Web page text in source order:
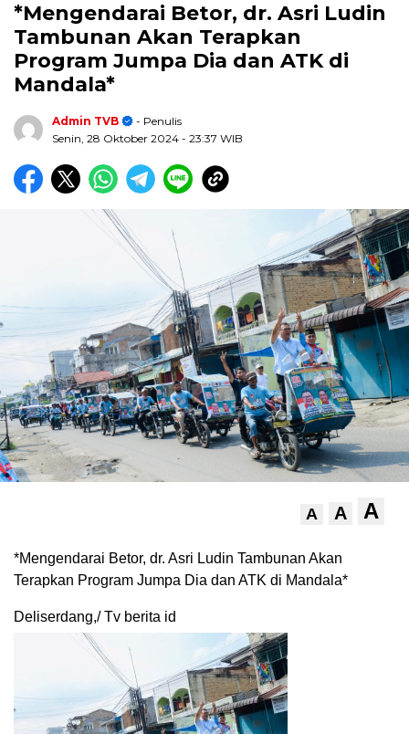
*Mengendarai Betor, dr. Asri Ludin
Tambunan Akan Terapkan
Program Jumpa Dia dan ATK di
Mandala*
Admin TVB
- Penulis
Senin, 28 Oktober 2024 - 23:37 WIB
A A A
*Mengendarai Betor, dr. Asri Ludin Tambunan Akan
Terapkan Program Jumpa Dia dan ATK di Mandala*
Deliserdang,/ Tv berita id